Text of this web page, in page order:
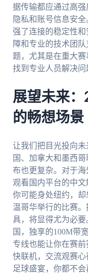
据传输都应通过高
隐私和账号信息安
强了连接的稳定性
障和专业的技术团
题，尤其是在重大
找到专业人员解决问
展望未来
的畅想场景
让我们把目光投向
国、加拿大和墨西
布也更复杂。对于海
观看国内平台的中文
你可能身处纽约，
温哥华举行的比赛
具，将显得尤为必
国，独享的100M带
专线也能让你在赛
快联机，交流观赛
足球盛宴，你都不